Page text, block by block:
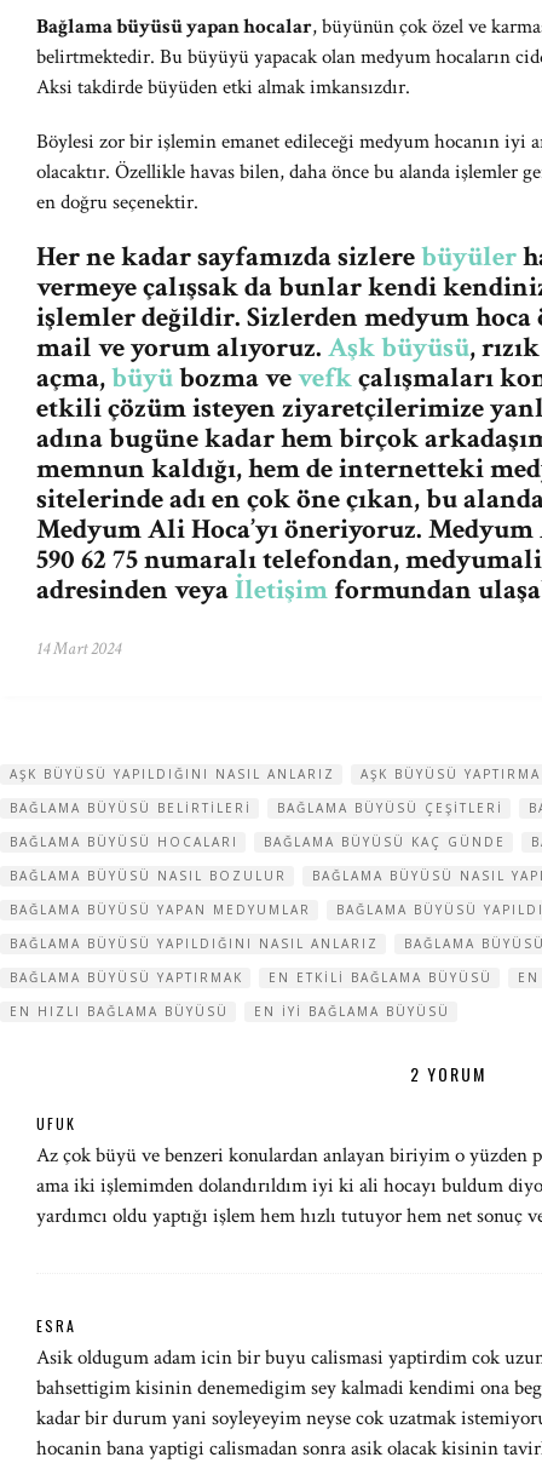
Bağlama büyüsü yapan hocalar, büyünün çok özel ve
belirtmektedir. Bu büyüyü yapacak olan medyum hocaların
Aksi takdirde büyüden etki almak imkansızdır.
Böylesi zor bir işlemin emanet edileceği medyum hocanın iyi
olacaktır. Özellikle havas bilen, daha önce bu alanda işlemler
en doğru seçenektir.
Her ne kadar sayfamızda sizlerebüyüler
vermeye çalışsak da bunlar kendi
işlemler değildir. Sizlerden medyum
mail ve yorum alıyoruz. Aşk büyüsü,
açma,büyübozma vevefkçalışmaları
etkili çözüm isteyen ziyaretçilerimize
adına bugüne kadar hem birçok
memnun kaldığı, hem de internetteki
sitelerinde adı en çok öne çıkan, bu
Medyum Ali Hoca’yı öneriyoruz. Medyum
590 62 75 numaralı telefondan,
adresinden veyaİletişim formundan
14 Mart 2024
AŞK BÜYÜSÜ YAPILDIĞINI NASIL ANLARIZ
AŞK BÜYÜSÜ
BAĞLAMA BÜYÜSÜ BELIRTILERI
BAĞLAMA BÜYÜSÜ ÇEŞITLERI
BAĞLAMA BÜYÜSÜ HOCALARI
BAĞLAMA BÜYÜSÜ KAÇ GÜNDE
BAĞLAMA BÜYÜSÜ NASIL BOZULUR
BAĞLAMA BÜYÜSÜ NASIL
BAĞLAMA BÜYÜSÜ YAPAN MEDYUMLAR
BAĞLAMA BÜYÜSÜ
BAĞLAMA BÜYÜSÜ YAPILDIĞINI NASIL ANLARIZ
BAĞLAMA
BAĞLAMA BÜYÜSÜ YAPTIRMAK
EN ETKILI BAĞLAMA BÜYÜSÜ
EN HIZLI BAĞLAMA BÜYÜSÜ
EN IYI BAĞLAMA BÜYÜSÜ
2 YORUM
UFUK
Az çok büyü ve benzeri konulardan anlayan biriyim o yüzden
ama iki işlemimden dolandırıldım iyi ki ali hocayı buldum
yardımcı oldu yaptığı işlem hem hızlı tutuyor hem net
ESRA
Asik oldugum adam icin bir buyu calismasi yaptirdim cok
bahsettigim kisinin denemedigim sey kalmadi kendimi ona
kadar bir durum yani soyleyeyim neyse cok uzatmak
hocanin bana yaptigi calismadan sonra asik olacak kisinin